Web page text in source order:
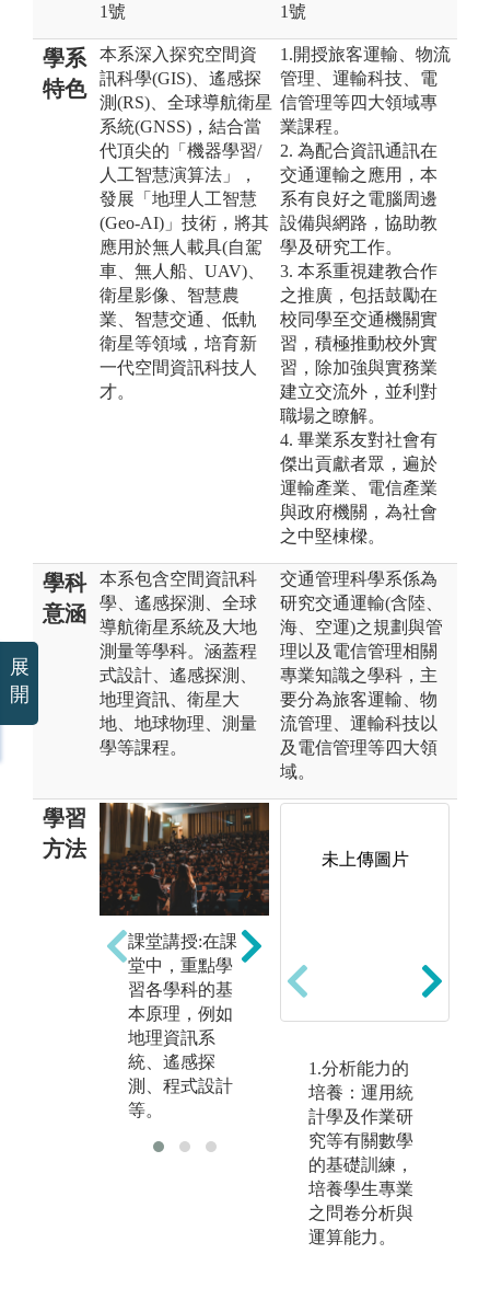
1號
1號
學系
特色
本系深入探究空間資
訊科學(GIS)、遙感探
測(RS)、全球導航衛星
系統(GNSS)，結合當
代頂尖的「機器學習/
人工智慧演算法」，
發展「地理人工智慧
(Geo-AI)」技術，將其
應用於無人載具(自駕
車、無人船、UAV)、
衛星影像、智慧農
業、智慧交通、低軌
衛星等領域，培育新
一代空間資訊科技人
才。
1.開授旅客運輸、物流
管理、運輸科技、電
信管理等四大領域專
業課程。
2. 為配合資訊通訊在
交通運輸之應用，本
系有良好之電腦周邊
設備與網路，協助教
學及研究工作。
3. 本系重視建教合作
之推廣，包括鼓勵在
校同學至交通機關實
習，積極推動校外實
習，除加強與實務業
建立交流外，並利對
職場之瞭解。
4. 畢業系友對社會有
傑出貢獻者眾，遍於
運輸產業、電信產業
與政府機關，為社會
之中堅棟樑。
學科
意涵
本系包含空間資訊科
學、遙感探測、全球
導航衛星系統及大地
測量等學科。涵蓋程
式設計、遙感探測、
地理資訊、衛星大
地、地球物理、測量
學等課程。
交通管理科學系係為
研究交通運輸(含陸、
海、空運)之規劃與管
理以及電信管理相關
專業知識之學科，主
要分為旅客運輸、物
流管理、運輸科技以
及電信管理等四大領
域。
學習
方法
課堂講授:在課
堂中，重點學
習各學科的基
本原理，例如
地理資訊系
統、遙感探
測、程式設計
等。
設計讓同學分
組合作，進而
能力。
未上傳圖片
1.分析能力的
培養：運用統
計學及作業研
究等有關數學
的基礎訓練，
培養學生專業
之問卷分析與
運算能力。
展
開